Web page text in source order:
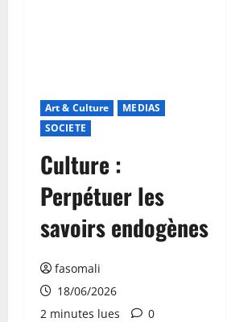
Art & Culture
MEDIAS
SOCIETE
Culture :
Perpétuer les
savoirs endogènes
fasomali
18/06/2026
2 minutes lues
0